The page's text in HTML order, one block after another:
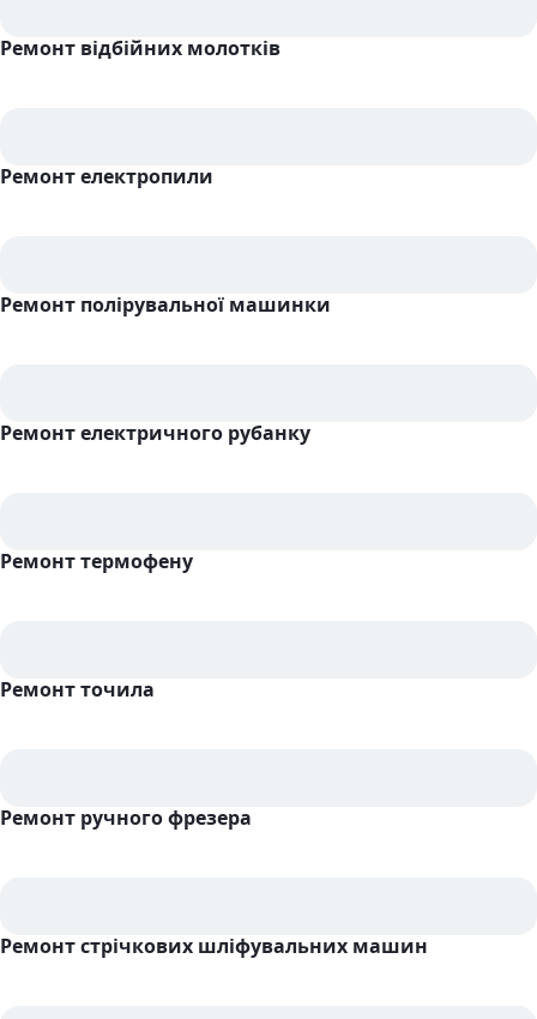
Ремонт відбійних молотків
Ремонт електропили
Ремонт полірувальної машинки
Ремонт електричного рубанку
Ремонт термофену
Ремонт точила
Ремонт ручного фрезера
Ремонт стрічкових шліфувальних машин